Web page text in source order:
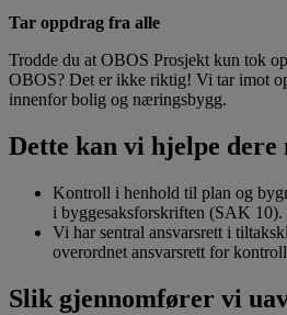
Tar oppdrag fra alle
Trodde du at OBOS Prosjekt kun tok
OBOS? Det er ikke riktig! Vi tar imot
innenfor bolig og næringsbygg.
Dette kan vi hjelpe dere
Kontroll i henhold til plan og
i byggesaksforskriften (SAK 10).
Vi har sentral ansvarsrett i
overordnet ansvarsrett for
Slik gjennomfører vi